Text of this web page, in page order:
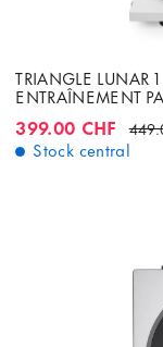
TRIANGLE LUNAR
ENTRAÎNEMENT
399.00 CHF
Stock central